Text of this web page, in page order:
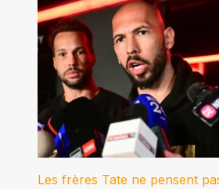
Les frères Tate ne pensent